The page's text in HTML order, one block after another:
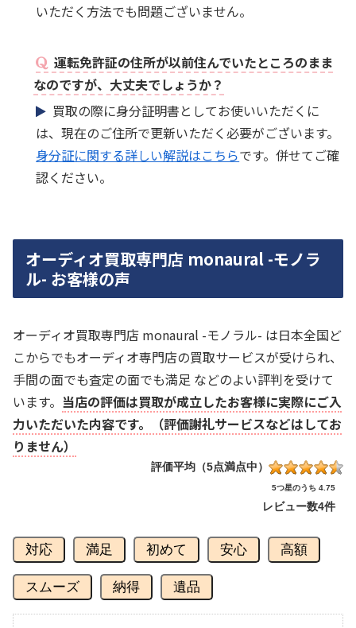
いただく方法でも問題ございません。
運転免許証の住所が以前住んでいたところのまま
なのですが、大丈夫でしょうか？
買取の際に身分証明書としてお使いいただくに
は、現在のご住所で更新いただく必要がございます。
身分証に関する詳しい解説はこちらです。併せてご確
認ください。
オーディオ買取専門店 monaural -モノラ
ル- お客様の声
オーディオ買取専門店 monaural -モノラル- は日本全国ど
こからでもオーディオ専門店の買取サービスが受けられ、
手間の面でも査定の面でも満足 などのよい評判を受けて
います。 当店の評価は買取が成立したお客様に実際にご入
力いただいた内容です。（評価謝礼サービスなどはしてお
りません）
評価平均（5点満点中）
5つ星のうち 4.75
レビュー数4件
対応 満足 初めて 安心 高額
スムーズ 納得 遺品